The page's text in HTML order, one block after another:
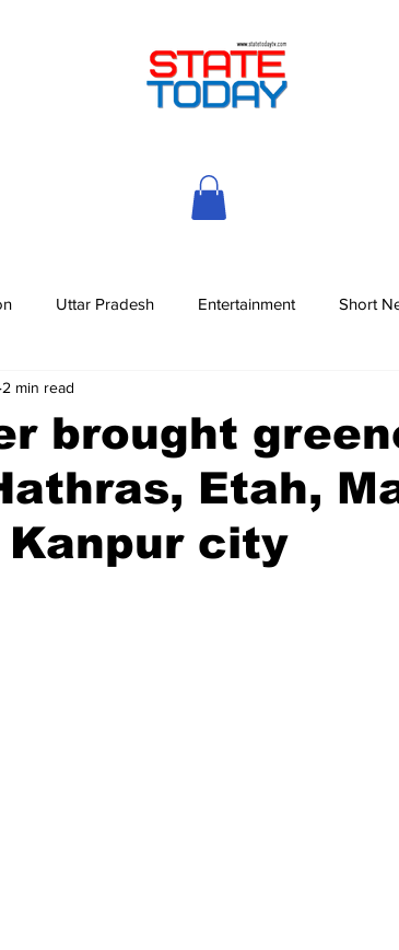
Uttar Pradesh Entertainment Short
brought
Etah,
Kanpur city
2 min read